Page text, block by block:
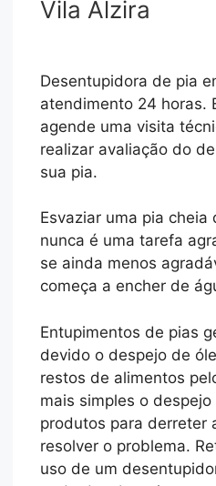
Vila Alzira
Desentupidora de pia
atendimento 24 horas.
agende uma visita
realizar avaliação do
sua pia.
Esvaziar uma pia cheia
nunca é uma tarefa
se ainda menos
começa a encher de
Entupimentos de pias
devido o despejo de
restos de alimentos
mais simples o
produtos para derreter
resolver o problema.
uso de um